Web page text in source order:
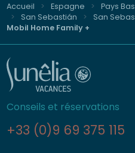
Accueil Espagne Pays
San Sebastián
San
Mobil Home Family +
Conseils et réservations
+33 (0)9 69 375 115